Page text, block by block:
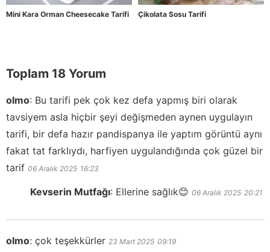
Mini Kara Orman Cheesecake Tarifi Çikolata Sosu Tarifi
Toplam 18 Yorum
olmo: Bu tarifi pek çok kez defa yapmış biri olarak
tavsiyem asla hiçbir şeyi değişmeden aynen uygulayın
tarifi, bir defa hazır pandispanya ile yaptım görüntü aynı
fakat tat farklıydı, harfiyen uygulandığında çok güzel bir
tarif 06 Aralık 2025 16:23
Kevserin Mutfağı: Ellerine sağlık😊 06 Aralık 2025 20:21
olmo: çok teşekkürler 23 Mart 2025 09:19